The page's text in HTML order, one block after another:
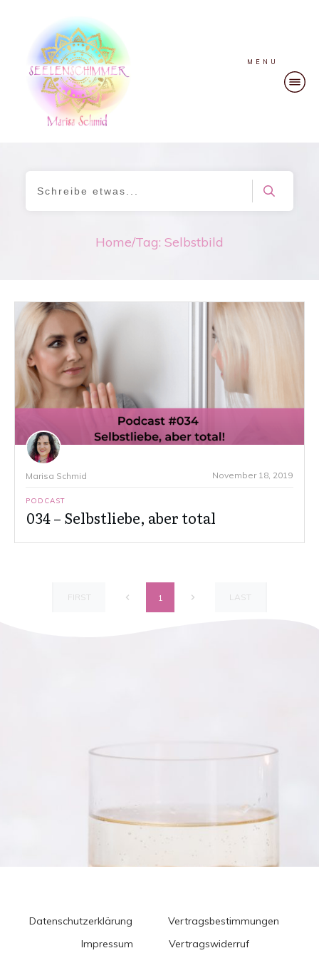
MENU
Home/Tag: Selbstbild
Marisa Schmid November 18, 2019
PODCAST
034 – Selbstliebe, aber total
FIRST 1 LAST
Datenschutzerklärung
Vertragsbestimmungen
Impressum
Vertragswiderruf